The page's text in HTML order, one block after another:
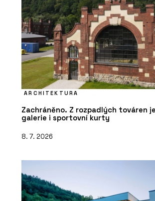
ARCHITEKTURA
Zachráněno. Z rozpadlých továren
galerie i sportovní kurty
8. 7. 2026